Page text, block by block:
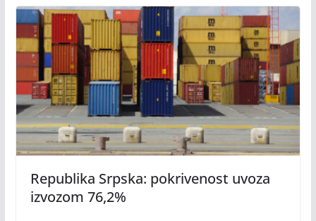
Republika Srpska: pokrivenost uvoza
izvozom 76,2%